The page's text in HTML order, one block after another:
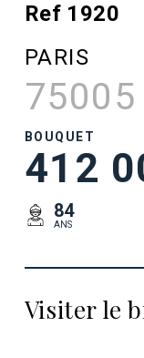
Ref 1920
PARIS
75005
BOUQUET
412
84
ANS
Visiter le